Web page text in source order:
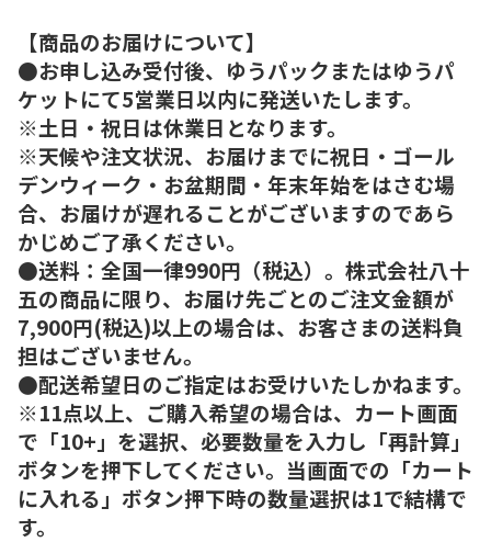
【商品のお届けについて】
●お申し込み受付後、ゆうパックまたはゆうパ
ケットにて5営業日以内に発送いたします。
※土日・祝日は休業日となります。
※天候や注文状況、お届けまでに祝日・ゴール
デンウィーク・お盆期間・年末年始をはさむ場
合、お届けが遅れることがございますのであら
かじめご了承ください。
●送料：全国一律990円（税込）。株式会社八十
五の商品に限り、お届け先ごとのご注文金額が
7,900円(税込)以上の場合は、お客さまの送料負
担はございません。
●配送希望日のご指定はお受けいたしかねます。
※11点以上、ご購入希望の場合は、カート画面
で「10+」を選択、必要数量を入力し「再計算」
ボタンを押下してください。当画面での「カート
に入れる」ボタン押下時の数量選択は1で結構で
す。